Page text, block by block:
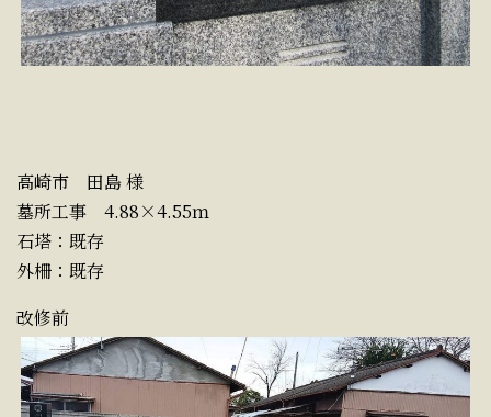
高崎市 田島 様
墓所工事 4.88×4.55ｍ
石塔：既存
外柵：既存
改修前